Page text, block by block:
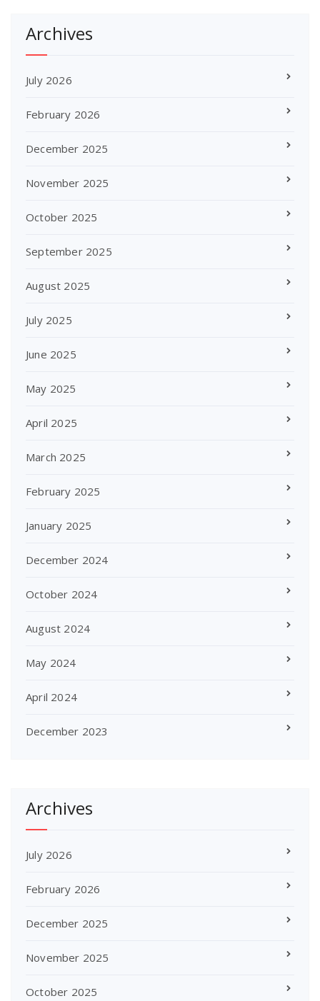
Archives
July 2026
February 2026
December 2025
November 2025
October 2025
September 2025
August 2025
July 2025
June 2025
May 2025
April 2025
March 2025
February 2025
January 2025
December 2024
October 2024
August 2024
May 2024
April 2024
December 2023
Archives
July 2026
February 2026
December 2025
November 2025
October 2025